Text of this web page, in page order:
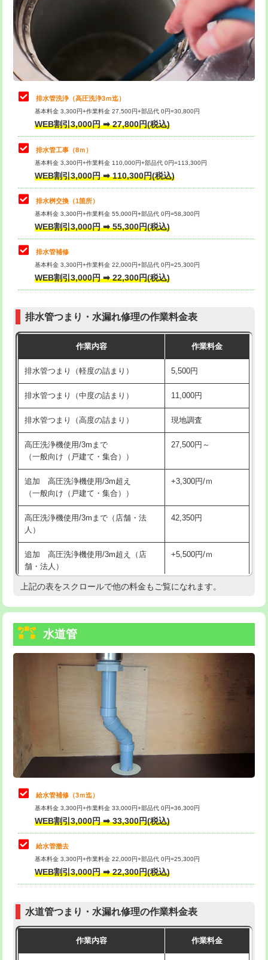
管・ポリ管・HT管使用/3ｍ超え)
排水管工事（土の掘削・埋め戻し作
業）
11,000円~
排水管工事（排水管工事/3ｍまで） 55,000円
排水管工事（追加 排水管工事/3ｍ超
え）
マス交換（土の掘削・埋め戻し作業）
マス交換（深さ50㎝未満）
マス交換（深さ50㎝以上） 66,000円
コンクリート斫り（厚さ10㎝まで）
コンクリート斫り（厚さ10㎝超え）
モルタル補修（厚さ10㎝まで）
モルタル補修（厚さ10㎝超え）
追加人工 16,500円
現場見積
※給水管工事は20mmまでの価格です。
桝清掃 8,800円
止水・漏水調査・防水処理・清掃・修
理・調整・分解・加工など（軽作業）
11,000円
止水・漏水調査・防水処理・清掃・修
理・調整・分解・加工など（中作業）
22,000円
止水・漏水調査・防水処理・清掃・修
理・調整・分解・加工など（重作業）
33,000円
その他部品の脱着
交換・取付（タンク） 22,000円+材料費
交換・取付(単水栓（壁付・デッキ
式）)
交換・取付(混合水栓（壁付・デッキ
式・ワンホール）)
16,500円+材料費
交換・取付(排水栓・排水トラップ
交換・取付（その他部品） 11,000円+材料費
持込商品取付（単水栓） 13,200円
持込商品取付（混合水栓） 16,500円
持込商品取付（浄水器・分岐水栓） 16,500円
給水管工事※（ホール加工) 16,500円
給水管工事※（バンド止め) 3,300円
給水管工事※（支持金具設置)
給水管工事※（保温材使用（バンド止
め込み）)
5,500円
給水管工事※（土の掘削・埋め戻し作
業)
11,000円
給水管工事※（塩ビ管（VP・HI）使
用/3ｍまで)
33,000円
給水管工事※（塩ビ管（VP・HI）使
+8,800円
給水管工事※（ライニング鋼管・銅
管・ポリ管・HT管使用/3ｍまで)
給水管工事※（ライニング鋼管・銅
管・ポリ管・HT管使用/3ｍ超え)
排水管工事（土の掘削・埋め戻し作
11,000円~
排水管工事（排水管工事/3ｍまで） 55,000円
排水管工事（追加 排水管工事/3ｍ超
マス交換（土の掘削・埋め戻し作業）
マス交換（深さ50㎝未満）
マス交換（深さ50㎝以上）
コンクリート斫り（厚さ10㎝まで）
モルタル補修（厚さ10㎝超え） 38,500円
排水管洗浄（高圧洗浄3ｍ迄）
基本料金 3,300円+作業料金 27,500円+部品代 0円=30,800円
WEB割引3,000円 ➡ 27,800円(税込)
排水管工事（8ｍ）
基本料金 3,300円+作業料金 110,000円+部品代 0円=113,300円
WEB割引3,000円 ➡ 110,300円(税込)
排水桝交換（1箇所）
基本料金 3,300円+作業料金 55,000円+部品代 0円=58,300円
WEB割引3,000円 ➡ 55,300円(税込)
排水管補修
基本料金 3,300円+作業料金 22,000円+部品代 0円=25,300円
WEB割引3,000円 ➡ 22,300円(税込)
排水管つまり・水漏れ修理の作業料金表
作業内容 作業料金
排水管つまり（軽度の詰まり） 5,500円
排水管つまり（中度の詰まり） 11,000円
排水管つまり（高度の詰まり） 現地調査
高圧洗浄機使用/3mまで
（一般向け（戸建て・集合））
27,500円～
追加 高圧洗浄機使用/3m超え
（一般向け（戸建て・集合））
+3,300円/ｍ
高圧洗浄機使用/3mまで（店舗・法
人）
42,350円
追加 高圧洗浄機使用/3m超え（店
舗・法人）
+5,500円/ｍ
高度高圧洗浄換 現地調査
トーラー機使用/3mまで
追加トーラー機使用/3m超え
33,000円
8,800円
止水・漏水調査・防水処理・清掃・修
理・調整・分解・加工など（軽作業）
11,000円
止水・漏水調査・防水処理・清掃・修
理・調整・分解・加工など（中作業）
止水・漏水調査・防水処理・清掃・修
理・調整・分解・加工など（重作業）
33,000円
その他部品の脱着
交換・取付（タンク）
式）)
式・ワンホール）)
上記の表をスクロールで他の料金もご覧になれます。
水道管
給水管補修（3ｍ迄）
基本料金 3,300円+作業料金 33,000円+部品代 0円=36,300円
WEB割引3,000円 ➡ 33,300円(税込)
給水管撤去
基本料金 3,300円+作業料金 22,000円+部品代 0円=25,300円
WEB割引3,000円 ➡ 22,300円(税込)
水道管つまり・水漏れ修理の作業料金表
作業内容 作業料金